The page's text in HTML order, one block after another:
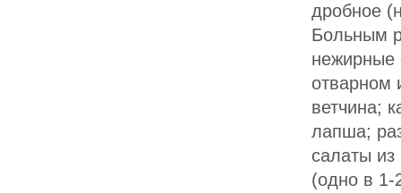
дробное
Больным
нежирные
отварном
ветчина;
лапша;
салаты
(одно в